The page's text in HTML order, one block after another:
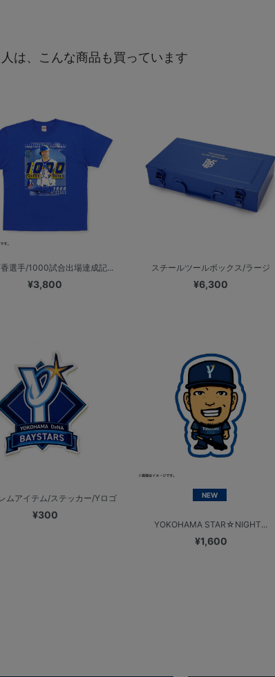
は、こんな商品も買っています
選手/1000試合出場達成記...
¥3,800
スチールツールボックス/ラージ
¥6,300
ムアイテム/ステッカー/Yロゴ
¥300
NEW
YOKOHAMA STAR☆NIGHT...
¥1,600